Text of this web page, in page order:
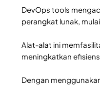
DevOps tools
perangkat lunak,
Alat-alat ini
meningkatkan
Dengan